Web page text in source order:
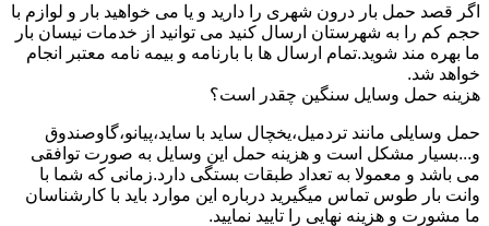
اگر قصد حمل بار درون شهری را دارید و یا می خواهید بار و لوازم با
حجم کم را به شهرستان ارسال کنید می توانید از خدمات نیسان بار
ما بهره مند شوید.تمام ارسال ها با بارنامه و بیمه نامه معتبر انجام
خواهد شد.
هزینه حمل وسایل سنگین چقدر است؟
حمل وسایلی مانند تردمیل،یخچال ساید با ساید،پیانو،گاوصندوق
و...بسیار مشکل است و هزینه حمل این وسایل به صورت توافقی
می باشد و معمولا به تعداد طبقات بستگی دارد.زمانی که شما با
وانت بار طوس تماس میگیرید درباره این موارد باید با کارشناسان
ما مشورت و هزینه نهایی را تایید نمایید.